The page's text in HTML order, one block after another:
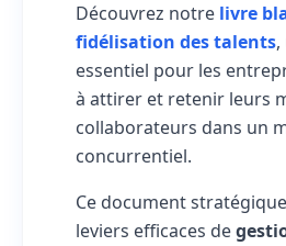
Découvrez notre livre
fidélisation des talents
essentiel pour les
à attirer et retenir leurs
collaborateurs dans un
concurrentiel.
Ce document
leviers efficaces de